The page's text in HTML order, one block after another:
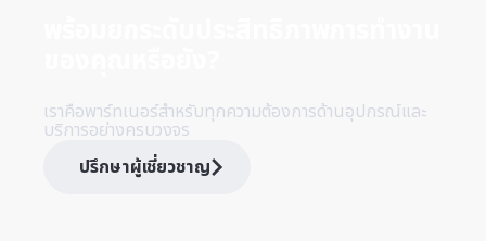
เราคือพาร์ทเนอร์สำหรับทุกความต้องการด้านอุปกรณ์และ
บริการอย่างครบวงจร
ปรึกษาผู้เชี่ยวชาญ